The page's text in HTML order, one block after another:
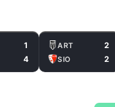
1
4
ART 2
SIO 2